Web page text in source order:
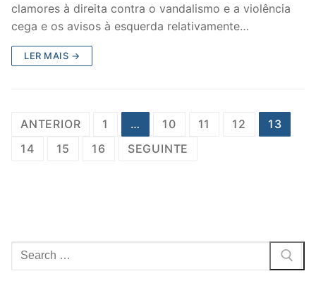
clamores à direita contra o vandalismo e a violência
cega e os avisos à esquerda relativamente…
LER MAIS →
Posts
navigation
ANTERIOR 1 … 10 11 12
13
14
15 16 SEGUINTE
Pesquisar
por: